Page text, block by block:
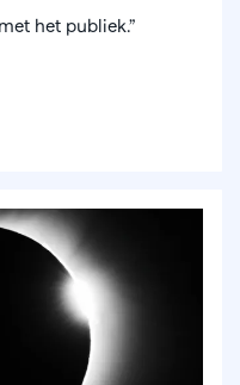
het publiek.”